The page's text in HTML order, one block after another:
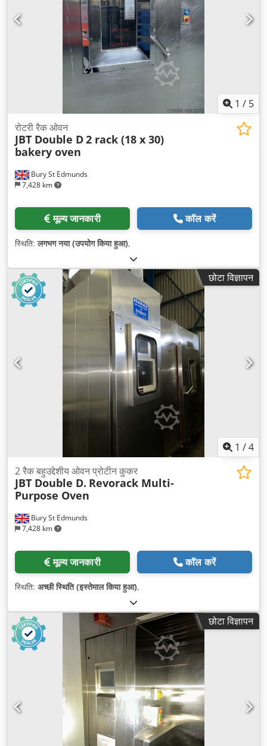
1 / 5
Bury St Edmunds
7,428 km
रोटरी रैक ओवन
JBT Double D2 rack (18 x 30)
bakery oven
मूल्य जानकारी कॉल करें
स्थिति:लगभग नया (उपयोग किया हुआ),
छोटा विज्ञापन
1 /4
Bury St Edmunds
7,428 km
2 रैक बहुउद्देशीय ओवन प्रोटीन कुकर
JBT Double D. Revorack Multi-
Purpose Oven
मूल्य जानकारी कॉल करें
स्थिति: अच्छी स्थिति (इस्तेमाल किया हुआ),
छोटा विज्ञापन